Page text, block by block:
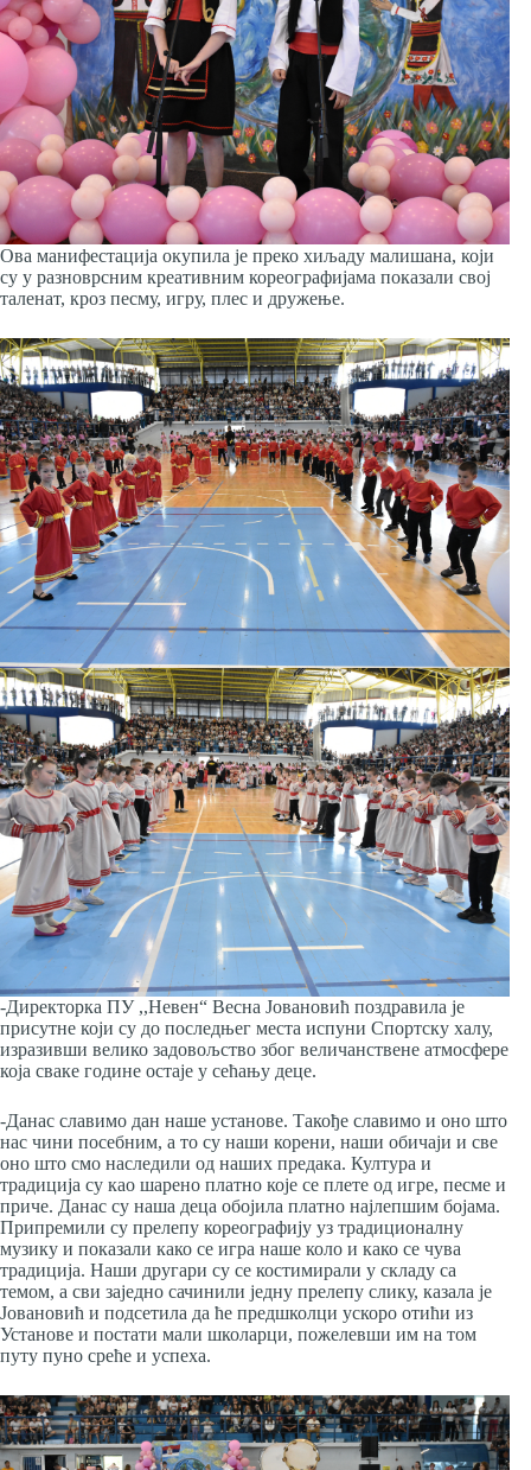
Ова манифестација окупила је преко хиљаду малишана, који
су у разноврсним креативним кореографијама показали свој
таленат, кроз песму, игру, плес и дружење.
-Директорка ПУ ,,Невен“ Весна Јовановић поздравила је
присутне који су до последњег места испуни Спортску халу,
изразивши велико задовољство због величанствене атмосфере
која сваке године остаје у сећању деце.
-Данас славимо дан наше установе. Такође славимо и оно што
нас чини посебним, а то су наши корени, наши обичаји и све
оно што смо наследили од наших предака. Култура и
традиција су као шарено платно које се плете од игре, песме и
приче. Данас су наша деца обојила платно најлепшим бојама.
Припремили су прелепу кореографију уз традиционалну
музику и показали како се игра наше коло и како се чува
традиција. Наши другари су се костимирали у складу са
темом, а сви заједно сачинили једну прелепу слику, казала је
Јовановић и подсетила да ће предшколци ускоро отићи из
Установе и постати мали школарци, пожелевши им на том
путу пуно среће и успеха.